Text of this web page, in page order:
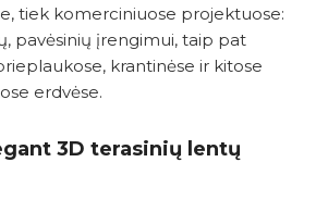
tiek komerciniuose projektuose:
pavėsinių įrengimui, taip pat
krantinėse ir kitose
erdvėse.
3D terasinių lentų